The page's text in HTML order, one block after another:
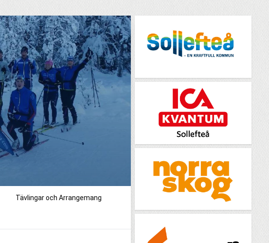
Tävlingar och Arrangemang